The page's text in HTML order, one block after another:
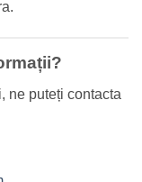
ne puteți contacta